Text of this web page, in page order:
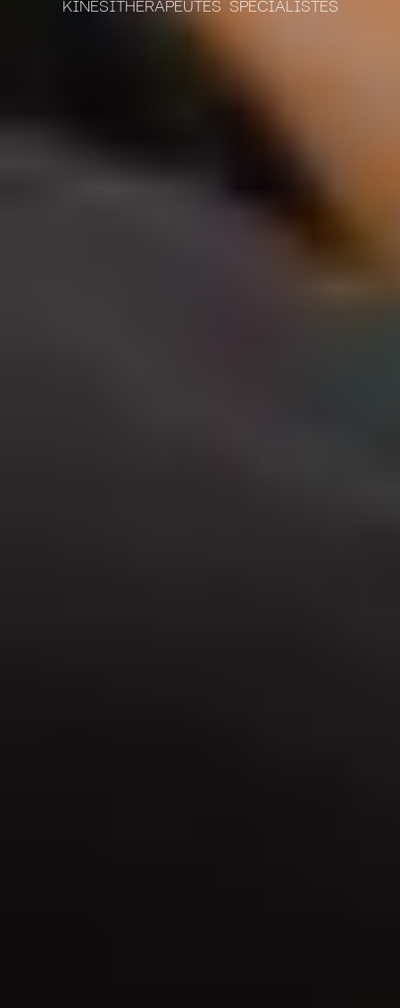
KINÉSITHÉRAPEUTES SPÉCIALISTES